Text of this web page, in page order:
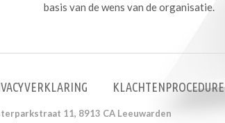
basis van de wens van de organisatie.
KLACHTENPROCEDURE
11, 8913 CA Leeuwarden